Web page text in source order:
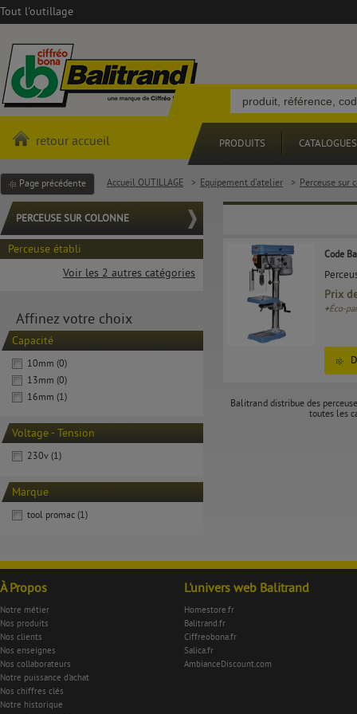
Tout l'outillage
retour accueil PRODUITS CATALOGUES
Page précédente Accueil OUTILLAGE > Equipement d'atelier > Perceuse sur
PERCEUSE SUR COLONNE
Perceuse établi
Voir les 2 autres catégories
Affinez votre choix
Capacité
10mm (0)
13mm (0)
16mm (1)
Voltage - Tension
230v (1)
Marque
tool promac (1)
Code
Prix
+Éco-
Balitrand distribue des
toutes les
À Propos
Notre métier
Nos produits
Nos clients
Nos enseignes
Nos collaborateurs
Notre puissance d'achat
Nos chiffres clés
Notre historique
L'univers web Balitrand
Homestore.fr
Balitrand.fr
Ciffreobona.fr
Salica.fr
AmbianceDiscount.com